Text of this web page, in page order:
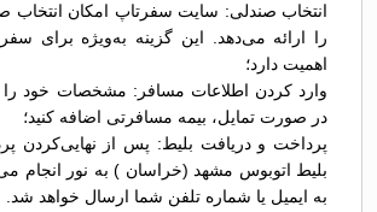
انتخاب صندلی: سایت سفرتاپ امکان انتخاب
را ارائه می‌دهد. این گزینه به‌ویژه برای
اهمیت دارد؛
وارد کردن اطلاعات مسافر: مشخصات خود را
در صورت تمایل، بیمه مسافرتی اضافه کنید؛
پرداخت و دریافت بلیط: پس از نهایی‌کردن
بلیط اتوبوس مشهد (خراسان ) به نور انجام
به ایمیل یا شماره تلفن شما ارسال خواهد شد.